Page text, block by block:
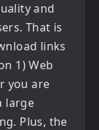
and
That is
links
1) Web
you are
large
Plus, the